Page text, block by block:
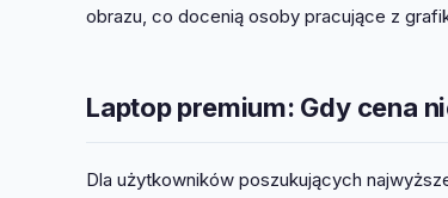
obrazu, co docenią osoby pracujące z
Laptop premium: Gdy cena
Dla użytkowników poszukujących